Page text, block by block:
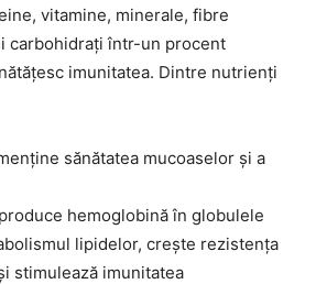
vitamine, minerale, fibre
carbohidrați într-un procent
imunitatea. Dintre nutrienți
sănătatea mucoaselor și a
hemoglobină în globulele
lipidelor, crește rezistența
stimulează imunitatea